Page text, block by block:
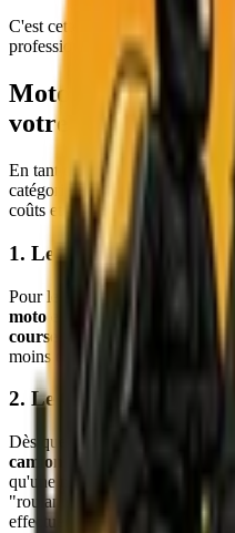
C'est cette adaptabilité qui
professionnel.
Moto ou Camion :
votre livraison
En tant qu' entreprise de
catégorisons les demandes en
coûts et les délais.
1. Le Coursier Moto
Pour les plis, documents et
moto est l'arme absolue à
course express
intra-muros
moins de 1h).
2. Le Camion pour le
Dès que le volume augmente
camion pour livraison
qu'une moto, un
transporteur
"roulants" et les horaires de
effectuer unelivraison par